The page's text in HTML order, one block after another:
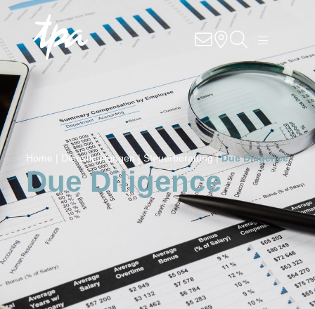
Know-how
Dienstleistungen
Branchen
Über uns
Contact
Standorte
DE
EN SK
Home | Dienstleistungen |Steuerberatung |Due Diligence
Due Diligence